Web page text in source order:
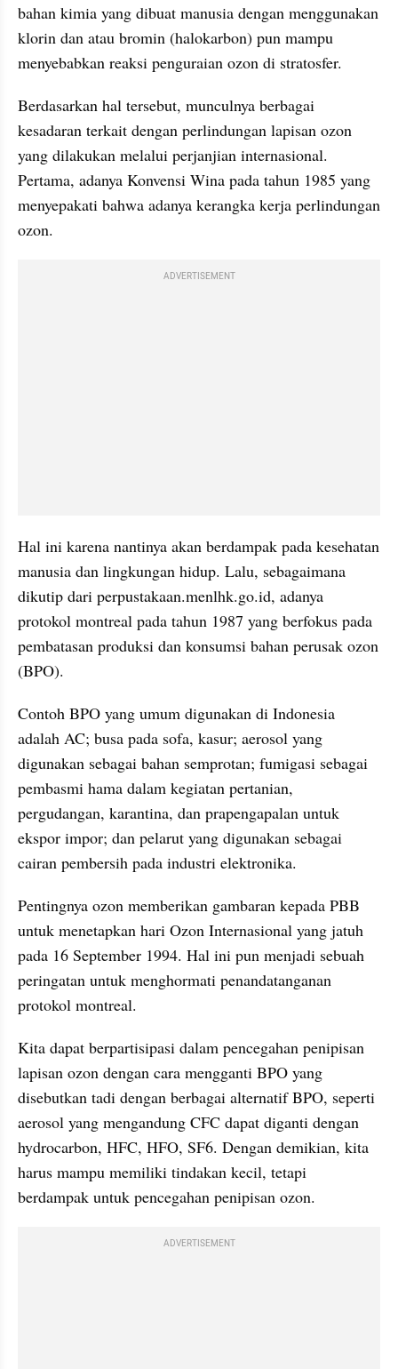
bahan kimia yang dibuat manusia dengan menggunakan
klorin dan atau bromin (halokarbon) pun mampu
menyebabkan reaksi penguraian ozon di stratosfer.
Berdasarkan hal tersebut, munculnya berbagai
kesadaran terkait dengan perlindungan lapisan ozon
yang dilakukan melalui perjanjian internasional.
Pertama, adanya Konvensi Wina pada tahun 1985 yang
menyepakati bahwa adanya kerangka kerja perlindungan
ozon.
ADVERTISEMENT
Hal ini karena nantinya akan berdampak pada kesehatan
manusia dan lingkungan hidup. Lalu, sebagaimana
dikutip dari perpustakaan.menlhk.go.id, adanya
protokol montreal pada tahun 1987 yang berfokus pada
pembatasan produksi dan konsumsi bahan perusak ozon
(BPO).
Contoh BPO yang umum digunakan di Indonesia
adalah AC; busa pada sofa, kasur; aerosol yang
digunakan sebagai bahan semprotan; fumigasi sebagai
pembasmi hama dalam kegiatan pertanian,
pergudangan, karantina, dan prapengapalan untuk
ekspor impor; dan pelarut yang digunakan sebagai
cairan pembersih pada industri elektronika.
Pentingnya ozon memberikan gambaran kepada PBB
untuk menetapkan hari Ozon Internasional yang jatuh
pada 16 September 1994. Hal ini pun menjadi sebuah
peringatan untuk menghormati penandatanganan
protokol montreal.
Kita dapat berpartisipasi dalam pencegahan penipisan
lapisan ozon dengan cara mengganti BPO yang
disebutkan tadi dengan berbagai alternatif BPO, seperti
aerosol yang mengandung CFC dapat diganti dengan
hydrocarbon, HFC, HFO, SF6. Dengan demikian, kita
harus mampu memiliki tindakan kecil, tetapi
berdampak untuk pencegahan penipisan ozon.
ADVERTISEMENT